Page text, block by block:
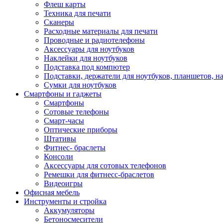
Флеш карты
Техника для печати
Сканеры
Расходные материалы для печати
Проводные и радиотелефоны
Аксессуары для ноутбуков
Наклейки для ноутбуков
Подставка под компютер
Подставки, держатели для ноутбуков, планшетов,
Сумки для ноутбуков
Смартфоны и гаджеты
Смартфоны
Сотовые телефоны
Смарт-часы
Оптические приборы
Штативы
Фитнес- браслеты
Консоли
Аксессуары для сотовых телефонов
Ремешки для фитнесс-браслетов
Видеоигры
Офисная мебель
Инструменты и стройка
Аккумуляторы
Бетоносмесители